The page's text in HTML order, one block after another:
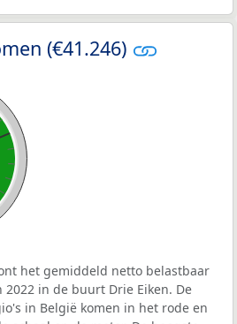
(€41.246)
het gemiddeld netto belastbaar
in de buurt Drie Eiken. De
in België komen in het rode en